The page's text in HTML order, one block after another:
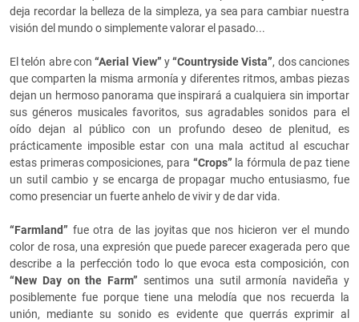
deja recordar la belleza de la simpleza, ya sea para cambiar nuestra
visión del mundo o simplemente valorar el pasado...
El telón abre con“Aerial View” y“Countryside Vista”, dos canciones
que comparten la misma armonía y diferentes ritmos, ambas piezas
dejan un hermoso panorama que inspirará a cualquiera sin importar
sus géneros musicales favoritos, sus agradables sonidos para el
oído dejan al público con un profundo deseo de plenitud, es
prácticamente imposible estar con una mala actitud al escuchar
estas primeras composiciones, para “Crops” la fórmula de paz tiene
un sutil cambio y se encarga de propagar mucho entusiasmo, fue
como presenciar un fuerte anhelo de vivir y de dar vida.
“Farmland” fue otra de las joyitas que nos hicieron ver el mundo
color de rosa, una expresión que puede parecer exagerada pero que
describe a la perfección todo lo que evoca esta composición, con
“New Day on the Farm” sentimos una sutil armonía navideña y
posiblemente fue porque tiene una melodía que nos recuerda la
unión, mediante su sonido es evidente que querrás exprimir al